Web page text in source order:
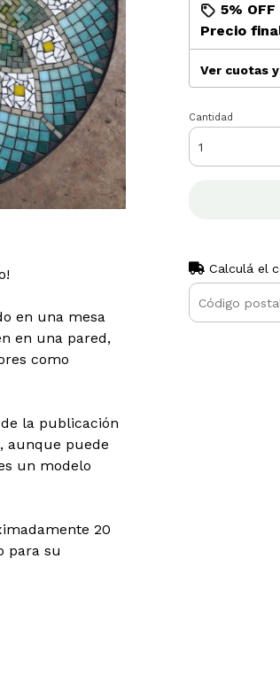
en una mesa
en una pared,
como
la publicación
aunque puede
un modelo
20
para su
5% OFF
Precio
Ver cuotas
Cantidad
Calculá el